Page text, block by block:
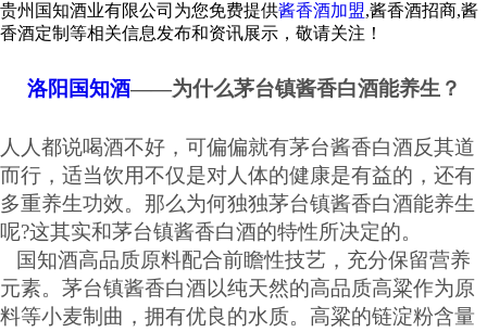
贵州国知酒业有限公司为您免费提供酱香酒加盟,酱香酒招商,酱
香酒定制等相关信息发布和资讯展示，敬请关注！
洛阳国知酒——为什么茅台镇酱香白酒能养生？
人人都说喝酒不好，可偏偏就有茅台酱香白酒反其道
而行，适当饮用不仅是对人体的健康是有益的，还有
多重养生功效。那么为何独独茅台镇酱香白酒能养生
呢?这其实和茅台镇酱香白酒的特性所决定的。
国知酒高品质原料配合前瞻性技艺，充分保留营养
元素。茅台镇酱香白酒以纯天然的高品质高粱作为原
料等小麦制曲，拥有优良的水质。高粱的链淀粉含量